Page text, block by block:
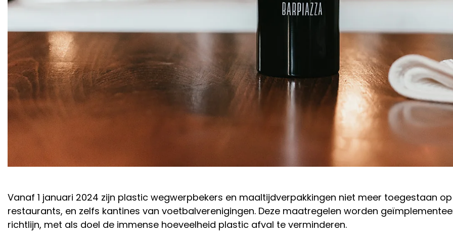
Vanaf 1 januari 2024 zijn plastic wegwerpbekers en maaltijdverpakkingen niet meer toegestaan
restaurants, en zelfs kantines van voetbalverenigingen. Deze maatregelen worden
richtlijn, met als doel de immense hoeveelheid plastic afval te verminderen.